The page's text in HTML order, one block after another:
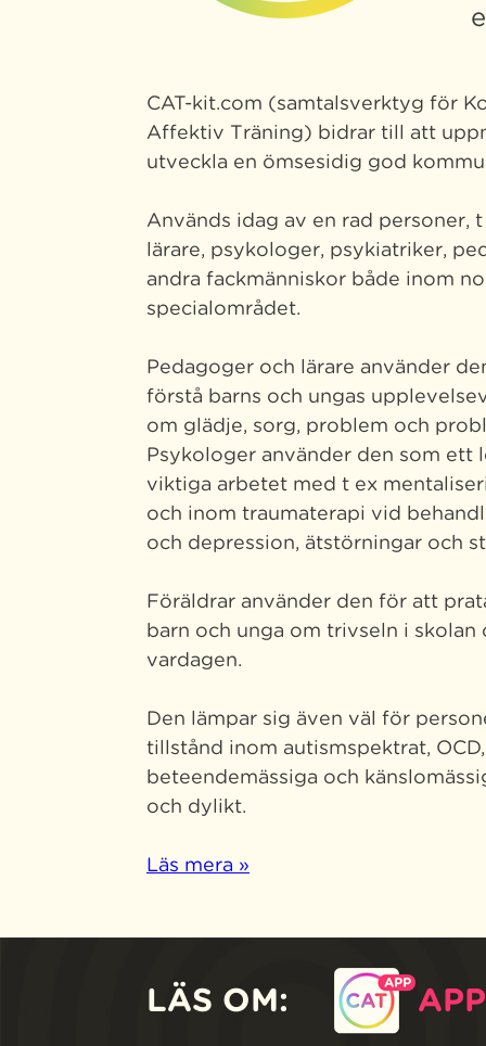
CAT-kit.com (samtalsverktyg för
Affektiv Träning) bidrar till att
utveckla en ömsesidig god
Används idag av en rad personer,
lärare, psykologer, psykiatriker,
andra fackmänniskor både inom
specialområdet.
Pedagoger och lärare använder
förstå barns och ungas
om glädje, sorg, problem och
Psykologer använder den som ett
viktiga arbetet med t ex
och inom traumaterapi vid
och depression, ätstörningar och
Föräldrar använder den för att
barn och unga om trivseln i skolan
vardagen.
Den lämpar sig även väl för
tillstånd inom autismspektrat,
beteendemässiga och
och dylikt.
Läs mera »
LÄS OM: APP